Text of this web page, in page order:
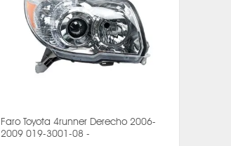
Faro Toyota 4runner Derecho 2006-
2009 019-3001-08 -